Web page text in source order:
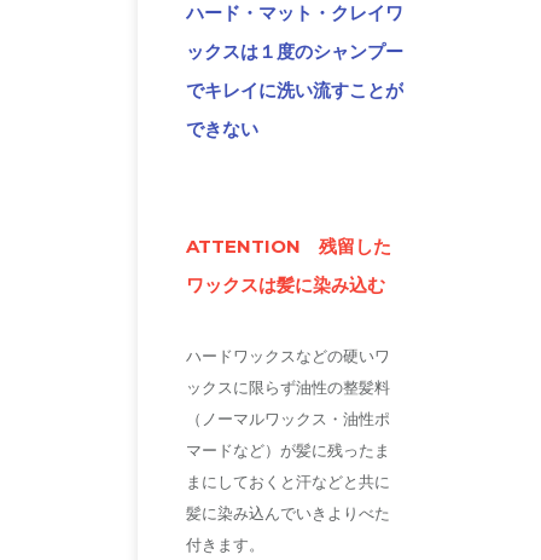
ハード・マット・クレイワ
ックスは １度のシャンプー
でキレイに洗い流すことが
できない
ATTENTION 残留した
ワックスは髪に染み込む
ハードワックスなどの硬いワ
ックスに限らず油性の整髪料
（ノーマルワックス・油性ポ
マードなど）が髪に残ったま
まにしておくと汗などと共に
髪に染み込んでいきよりべた
付きます。